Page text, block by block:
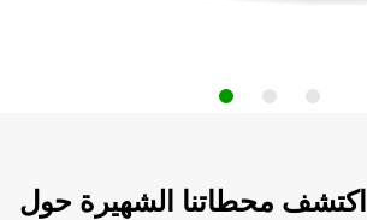
اكتشف محطاتنا الشهيرة حول